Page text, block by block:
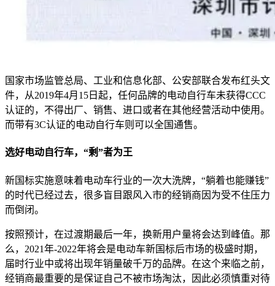
国家市场监管总局、工业和信息化部、公安部联合发布红头文
件，从2019年4月15日起，任何品牌的电动自行车未获得CCC
认证的，不得出厂、销售、进口或者在其他经营活动中使用。
而带有3C认证的电动自行车则可以全国通售。
选好电动自行车，“剩”者为王
新国标实施意味着电动车行业的一次大洗牌，“躺着也能赚钱”
的时代已经过去，很多盲目跟风入市的经销商因为受不住压力
而倒闭。
按照预计，在过渡期最后一年，换新用户量将会达到峰值。那
么，2021年-2022年将会是电动车新国标后市场的极盛时期，
届时行业中或将出现年销量破千万的品牌。在这个来临之前，
经销商最重要的是保证自己不被市场淘汰，因此必须慎重对待